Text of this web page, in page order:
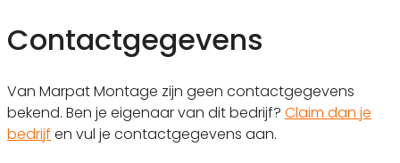
Contactgegevens
Van Marpat Montage zijn geen contactgegevens
bekend. Ben je eigenaar van dit bedrijf? Claim dan je
bedrijf en vul je contactgegevens aan.